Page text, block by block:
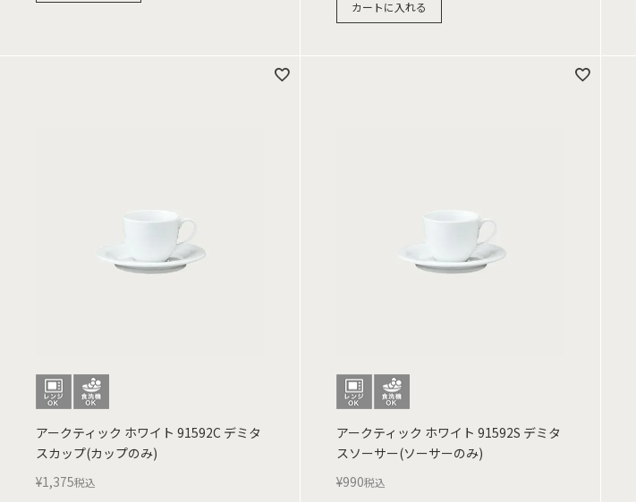
カートに入れる
アークティック ホワイト 91592C デミタ
スカップ(カップのみ)
¥1,375税込
アークティック ホワイト 91592S デミタ
スソーサー(ソーサーのみ)
¥990税込